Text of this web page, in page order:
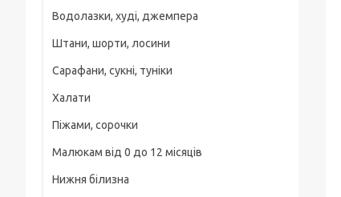
Малюки
Водолазки, худі, джемпера
Костюми
Дівчаткам
Хлопчикам
Дівчаткам
Водолазки, худі, джемпера
Хлопчикам
Дівчаткам
Штани, шорти, лосини
Спортивні штани та підштанці
Шорти, Бриджі
Лосини, легінси, треси
Сарафани, сукні, туніки
Халати
Піжами, сорочки
Хлопчикам
Дівчаткам
Малюкам від 0 до 12 місяців
Боді для малюків
Нижня білизна